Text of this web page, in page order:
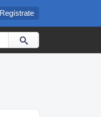
Regístrate